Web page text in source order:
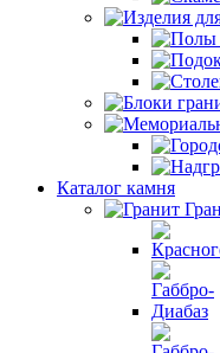
Каталог камня